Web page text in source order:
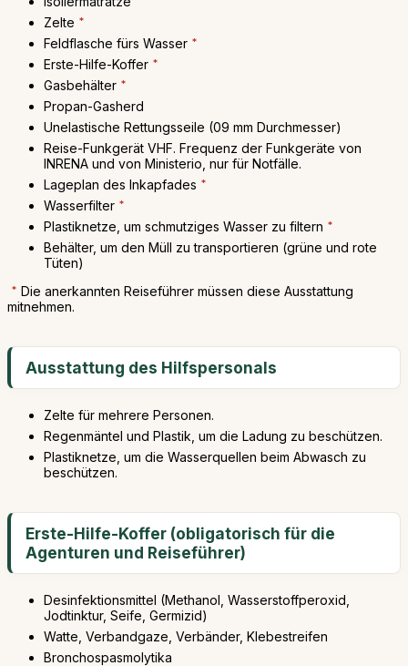
Zelte *
Feldflasche fürs Wasser *
Erste-Hilfe-Koffer *
Gasbehälter *
Propan-Gasherd
Unelastische Rettungsseile (09 mm Durchmesser)
Reise-Funkgerät VHF. Frequenz der Funkgeräte von
INRENA und von Ministerio, nur für Notfälle.
Lageplan des Inkapfades *
Wasserfilter *
Plastiknetze, um schmutziges Wasser zu filtern *
Behälter, um den Müll zu transportieren (grüne und rote
Tüten)
* Die anerkannten Reiseführer müssen diese Ausstattung
mitnehmen.
Ausstattung des Hilfspersonals
Zelte für mehrere Personen.
Regenmäntel und Plastik, um die Ladung zu beschützen.
Plastiknetze, um die Wasserquellen beim Abwasch zu
beschützen.
Erste-Hilfe-Koffer (obligatorisch für die
Agenturen und Reiseführer)
Desinfektionsmittel (Methanol, Wasserstoffperoxid,
Jodtinktur, Seife, Germizid)
Watte, Verbandgaze, Verbänder, Klebestreifen
Bronchospasmolytika